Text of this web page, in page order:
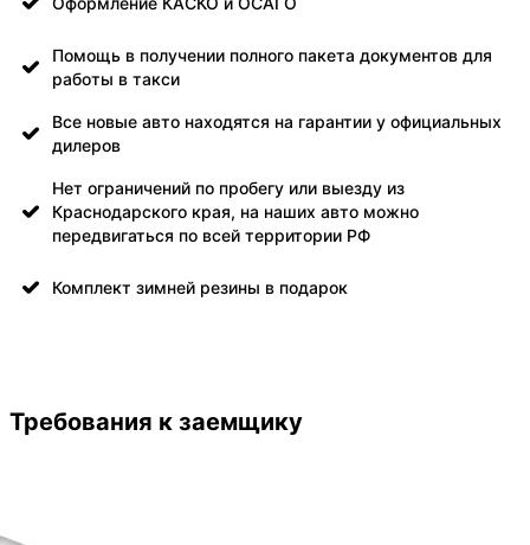
Помощь в получении полного пакета документов для
работы в такси
Все новые авто находятся на гарантии у официальных
дилеров
Нет ограничений по пробегу или выезду из
Краснодарского края, на наших авто можно
передвигаться по всей территории РФ
Комплект зимней резины в подарок
Требования к заемщику